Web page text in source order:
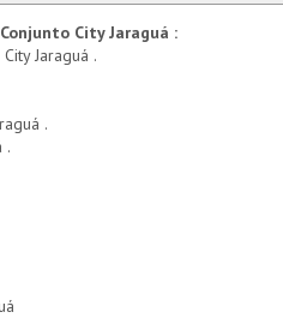
City Jaraguá :
Jaraguá .
.
.